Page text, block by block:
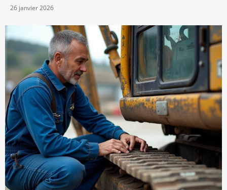
26 janvier 2026